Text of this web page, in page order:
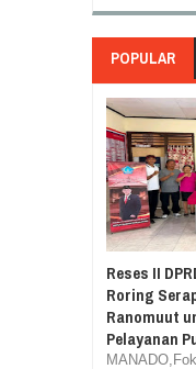
POPULAR
Reses II
Roring
Ranomuut
Pelayanan